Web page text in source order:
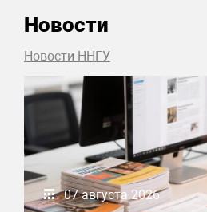
Новости
Новости ННГУ
07 августа 2026